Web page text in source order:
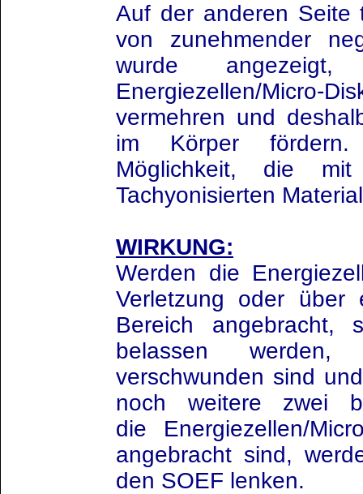
Auf der anderen Seite
von zunehmender
wurde angezeigt,
Energiezellen/Micro-
vermehren und
im Körper
Möglichkeit, die
Tachyonisierten
WIRKUNG:
Werden die
Verletzung oder über
Bereich angebracht,
belassen
verschwunden sind
noch weitere zwei
die Energiezellen/
angebracht sind,
den SOEF lenken.